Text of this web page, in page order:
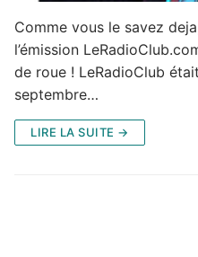
Comme vous le savez
l’émission
de roue ! LeRadioClub
septembre…
LIRE LA SUITE →